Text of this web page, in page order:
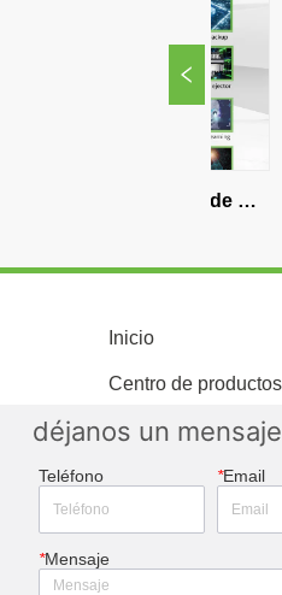
déjanos un mensaje
Teléfono *Email
*Mensaje
mejores
Cómo elegir
para un
Inicio
Centro de productos
Servicio al Cliente
Centro de Noticias
Sobre nosotros
Conviértase en un